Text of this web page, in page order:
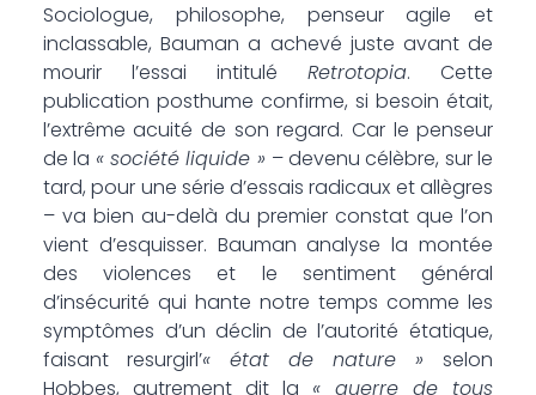
Sociologue, philosophe, penseur agile et
inclassable, Bauman a achevé juste avant de
mourir l’essai intituléRetrotopia. Cette
publication posthume confirme, si besoin était,
l’extrême acuité de son regard. Car le penseur
de la « société liquide » – devenu célèbre, sur le
tard, pour une série d’essais radicaux et allègres
– va bien au-delà du premier constat que l’on
vient d’esquisser. Bauman analyse la montée
des violences et le sentiment général
d’insécurité qui hante notre temps comme les
symptômes d’un déclin de l’autorité étatique,
faisant resurgirl’« état de nature »selon
Hobbes, autrement dit la « guerre de tous